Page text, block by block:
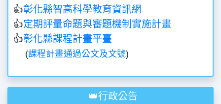
👍彰化縣智高科學教育資訊網
👍定期評量命題與審題機制實施計畫
👍彰化縣課程計畫平臺
(課程計畫通過公文及文號)
👑行政公告